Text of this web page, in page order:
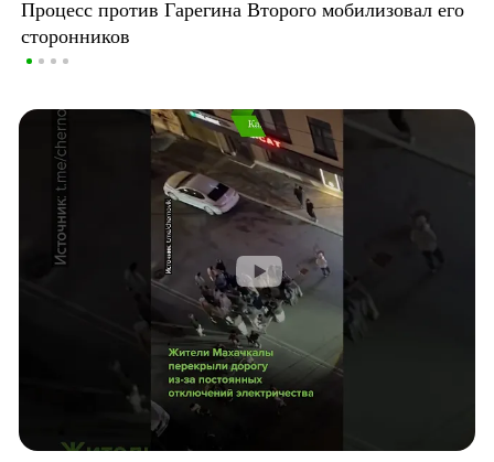
Процесс против Гарегина Второго мобилизовал его
сторонников